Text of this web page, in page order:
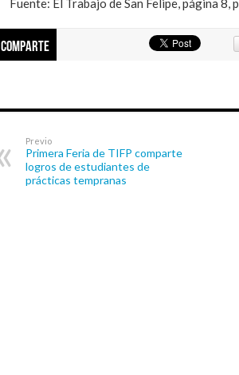
Fuente: El Trabajo de San Felipe, página
Comparte
Previo
Primera Feria de TIFP comparte
logros de estudiantes de
prácticas tempranas